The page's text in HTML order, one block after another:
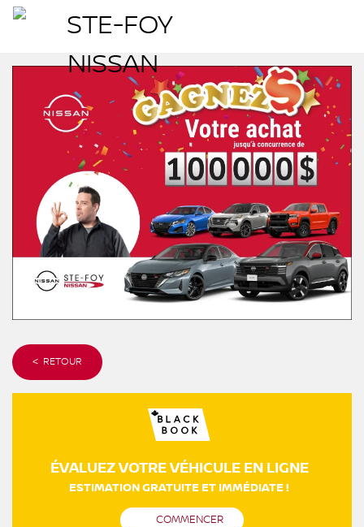
< RETOUR
ÉVALUEZ VOTRE VÉHICULE EN LIGNE
ESTIMATION GRATUITE ET IMMÉDIATE !
COMMENCER